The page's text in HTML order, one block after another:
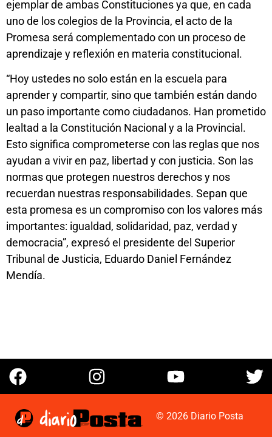
ejemplar de ambas Constituciones ya que, en cada
uno de los colegios de la Provincia, el acto de la
Promesa será complementado con un proceso de
aprendizaje y reflexión en materia constitucional.
“Hoy ustedes no solo están en la escuela para
aprender y compartir, sino que también están dando
un paso importante como ciudadanos. Han prometido
lealtad a la Constitución Nacional y a la Provincial.
Esto significa comprometerse con las reglas que nos
ayudan a vivir en paz, libertad y con justicia. Son las
normas que protegen nuestros derechos y nos
recuerdan nuestras responsabilidades. Sepan que
esta promesa es un compromiso con los valores más
importantes: igualdad, solidaridad, paz, verdad y
democracia”, expresó el presidente del Superior
Tribunal de Justicia, Eduardo Daniel Fernández
Mendía.
© 2026 Diario Posta